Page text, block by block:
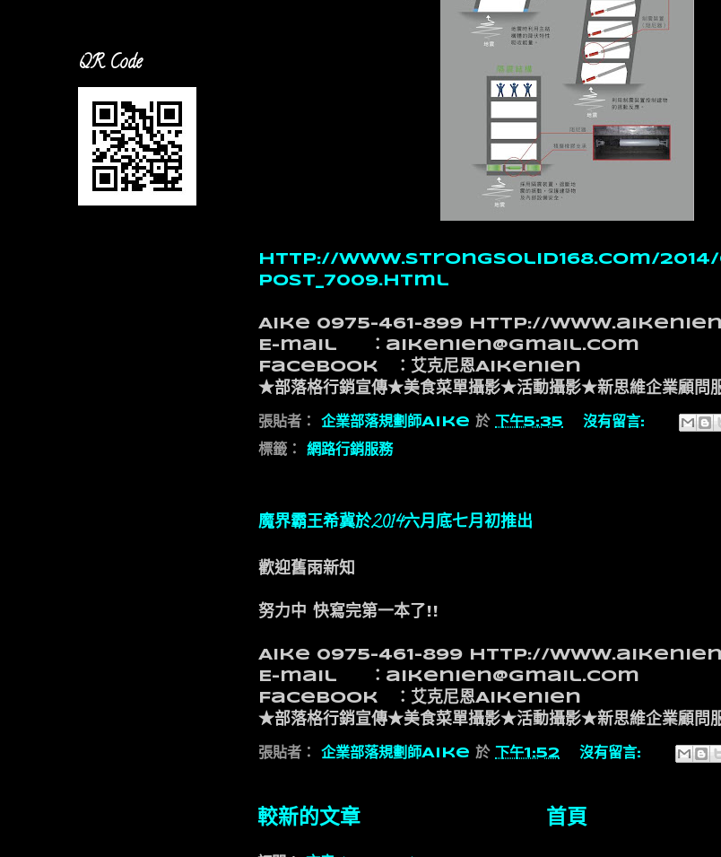
http://www.strongsolid168.com/
post_7009.html
Aike 0975-461-899 http://
E-mail ：aikenien@gmail.com
Facebook ：艾克尼恩Aikenien
★部落格行銷宣傳★美食菜單攝影★活動攝影★新思維企業顧問
張貼者： 企業部落規劃師Aike 於 下午5:35 沒有留言:
標籤： 網路行銷服務
魔界霸王希冀於2014六月底七月初推出
歡迎舊雨新知
努力中 快寫完第一本了!!
Aike 0975-461-899 http://
E-mail ：aikenien@gmail.com
Facebook ：艾克尼恩Aikenien
★部落格行銷宣傳★美食菜單攝影★活動攝影★新思維企業顧問
張貼者： 企業部落規劃師Aike 於 下午1:52 沒有留言:
較新的文章 首頁
QR Code